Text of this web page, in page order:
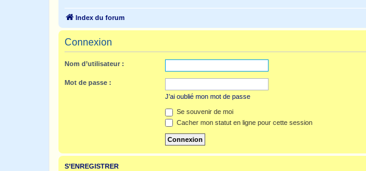
Index du forum
Connexion
Nom d’utilisateur :
Mot de passe :
J’ai oublié mon mot de passe
Se souvenir de moi
Cacher mon statut en ligne pour cette session
S’ENREGISTRER